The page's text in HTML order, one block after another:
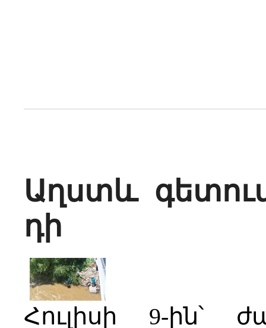
Աղստև
դի
Հուլիսի 9-ին՝